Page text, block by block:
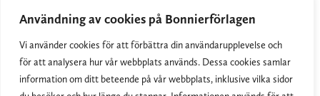
Användning av cookies på Bonnierförlagen
Vi använder cookies för att förbättra din användarupplevelse och
för att analysera hur vår webbplats används. Dessa cookies samlar
information om ditt beteende på vår webbplats, inklusive vilka sidor